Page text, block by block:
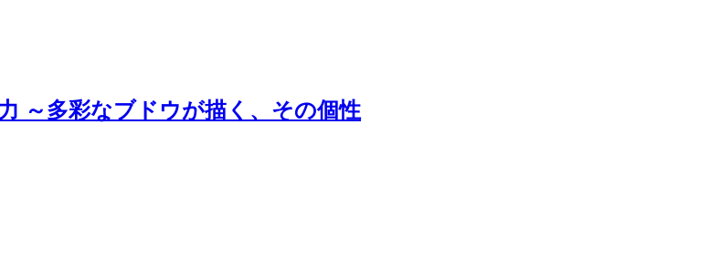
～多彩なブドウが描く、その個性